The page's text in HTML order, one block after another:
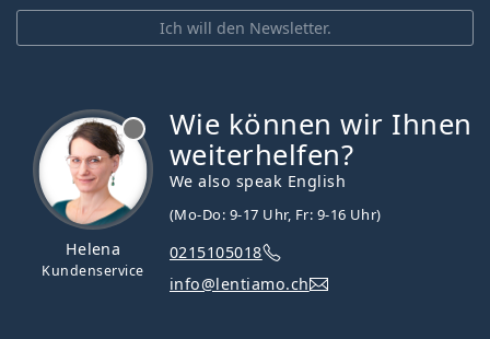
Ich will den Newsletter.
Helena
Kundenservice
Wie können wir Ihnen
weiterhelfen?
We also speak English
(Mo-Do: 9-17 Uhr, Fr: 9-16 Uhr)
0215105018
info@lentiamo.ch